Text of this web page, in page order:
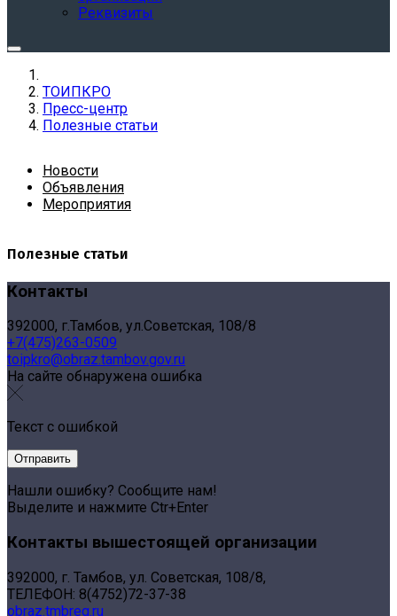
Реквизиты
ТОИПКРО
Пресс-центр
Полезные статьи
Новости
Объявления
Мероприятия
Полезные статьи
Контакты
392000, г.Тамбов, ул.Советская, 108/8
+7(475)263-0509
toipkro@obraz.tambov.gov.ru
На сайте обнаружена ошибка
Текст с ошибкой
Нашли ошибку? Сообщите нам!
Выделите и нажмите Ctr+Enter
Контакты вышестоящей организации
392000, г. Тамбов, ул. Советская, 108/8,
ТЕЛЕФОН: 8(4752)72-37-38
obraz.tmbreg.ru